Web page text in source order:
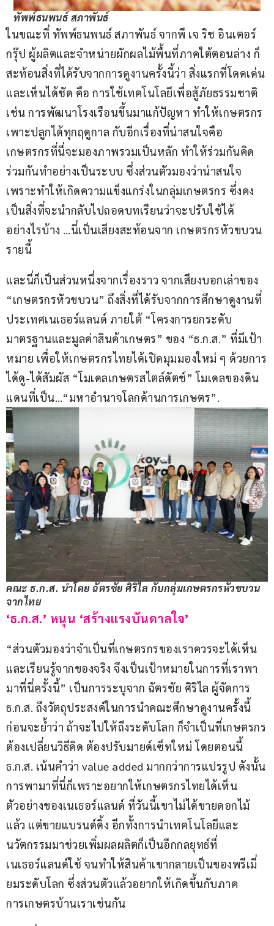
ทัพพ์ธนพนธ์ สภาพันธ์
ในขณะที่ ทัพพ์ธนพนธ์ สภาพันธ์ จากพี เจ ริช อินเตอร์
กรุ๊ป ผู้ผลิตและจำหน่ายผักผลไม้พื้นที่ภาคใต้ตอนล่าง ก็
สะท้อนสิ่งที่ได้รับจากการดูงานครั้งนี้ว่า สิ่งแรกที่โดดเด่น
และเห็นได้ชัด คือ การใช้เทคโนโลยีเพื่อสู้ภัยธรรมชาติ
เช่น การพัฒนาโรงเรือนขึ้นมาแก้ปัญหา ทำให้เกษตรกร
เพาะปลูกได้ทุกฤดูกาล กับอีกเรื่องที่น่าสนใจคือ
เกษตรกรที่นี่จะมองภาพรวมเป็นหลัก ทำให้ร่วมกันคิด
ร่วมกันทำอย่างเป็นระบบ ซึ่งส่วนตัวมองว่าน่าสนใจ
เพราะทำให้เกิดความแข็งแกร่งในกลุ่มเกษตรกร ซึ่งคง
เป็นสิ่งที่จะนำกลับไปถอดบทเรียนว่าจะปรับใช้ได้
อย่างไรบ้าง …นี่เป็นเสียงสะท้อนจาก เกษตรกรหัวขบวน
รายนี้
และนี่ก็เป็นส่วนหนึ่งจากเรื่องราว จากเสียงบอกเล่าของ
“เกษตรกรหัวขบวน” ถึงสิ่งที่ได้รับจากการศึกษาดูงานที่
ประเทศเนเธอร์แลนด์ ภายใต้ “โครงการยกระดับ
มาตรฐานและมูลค่าสินค้าเกษตร” ของ “ธ.ก.ส.” ที่มีเป้า
หมาย เพื่อให้เกษตรกรไทยได้เปิดมุมมองใหม่ ๆ ด้วยการ
ได้ดู-ได้สัมผัส “โมเดลเกษตรสไตล์ดัตช์” โมเดลของดิน
แดนที่เป็น…“มหาอำนาจโลกด้านการเกษตร”.
คณะ ธ.ก.ส. นำโดย ฉัตรชัย ศิริไล กับกลุ่มเกษตรกรหัวขบวน
จากไทย
‘ธ.ก.ส.’ หนุน ‘สร้างแรงบันดาลใจ’
“ส่วนตัวมองว่าจำเป็นที่เกษตรกรของเราควรจะได้เห็น
และเรียนรู้จากของจริง จึงเป็นเป้าหมายในการที่เราพา
มาที่นี่ครั้งนี้” เป็นการระบุจาก ฉัตรชัย ศิริไล ผู้จัดการ
ธ.ก.ส. ถึงวัตถุประสงค์ในการนำคณะศึกษาดูงานครั้งนี้
ก่อนจะย้ำว่า ถ้าจะไปให้ถึงระดับโลก ก็จำเป็นที่เกษตรกร
ต้องเปลี่ยนวิธีคิด ต้องปรับมายด์เซ็ทใหม่ โดยตอนนี้
ธ.ก.ส. เน้นคำว่า value added มากกว่าการแปรรูป ดังนั้น
การพามาที่นี่ก็เพราะอยากให้เกษตรกรไทยได้เห็น
ตัวอย่างของเนเธอร์แลนด์ ที่วันนี้เขาไม่ได้ขายดอกไม้
แล้ว แต่ขายแบรนด์ดิ้ง อีกทั้งการนำเทคโนโลยีและ
นวัตกรรมมาช่วยเพิ่มผลผลิตก็เป็นอีกกลยุทธ์ที่
เนเธอร์แลนด์ใช้ จนทำให้สินค้าเขากลายเป็นของพรีเมี่
ยมระดับโลก ซึ่งส่วนตัวแล้วอยากให้เกิดขึ้นกับภาค
การเกษตรบ้านเราเช่นกัน